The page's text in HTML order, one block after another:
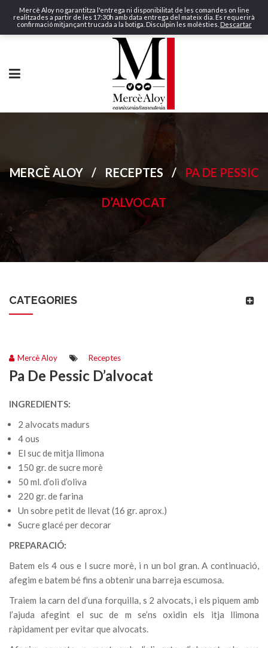
Mercè Aloy no garantitza l'entrega ni disponibilitat de les comandes on line
realitzades a partir de les 17:30h amb data entrega del mateix dia. Es requerirà
confirmació mitjançant trucada a la botiga. Disculpin les molèsties. Descartar
MERCÈ ALOY / RECEPTES / PA DE PESSIC
D’ALVOCAT
CATEGORIES
Receptes
Mercè Aloy
Pa De Pessic D’alvocat
INGREDIENTS:
2 alvocats madurs
4 ous
El suc de mitja llimona
150 gr. de sucre morè
50 ml. d’oli d’oliva
220 gr. de farina
Un sobre petit de llevat (16 gr. aprox.)
Sucre glacé per decorar
PREPARACIÓ:
Batem els 4 ous e l sucre morè, i n un bol gran. A continuació,
afegim e batem bé fins a obtenir una barreja escumosa.
Traiem la carn del d’una forquilla, s 2 alvocats, i els piquem amb
l’ajuda afegint el suc de m se’ns oxidin els itja llimona
ràpidament per evitar que alvocats.